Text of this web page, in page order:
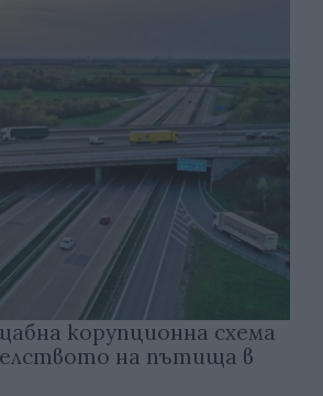
корупционна схема
на пътища в